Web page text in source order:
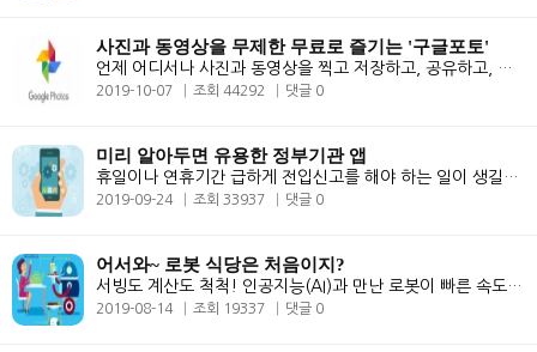
사진과 동영상을 무제한 무료로 즐기는 '구글포토'
언제 어디서나 사진과 동영상을 찍고 저장하고, 공유하고, 쉽게 분류할 수 ..
2019-10-07 조회 44292 댓글 0
미리 알아두면 유용한 정부기관 앱
휴일이나 연휴기간 급하게 전입신고를 해야 하는 일이 생길때 어떻게 해야 ..
2019-09-24 조회 33937 댓글 0
어서와~ 로봇 식당은 처음이지?
서빙도 계산도 척척! 인공지능(AI)과 만난 로봇이 빠른 속도로 외식업에 진..
2019-08-14 조회 19337 댓글 0